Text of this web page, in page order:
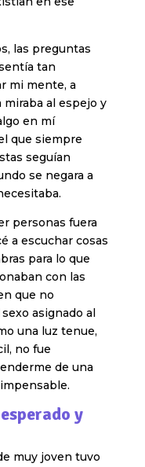
las preguntas
tan
mi mente, a
miraba al espejo y
en mí
que siempre
seguían
se negara a
personas fuera
a escuchar cosas
para lo que
con las
que no
asignado al
una luz tenue,
no fue
de una
y
muy joven tuvo